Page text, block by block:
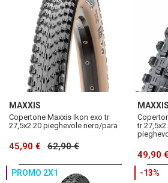
MAXXIS
Copertone Maxxis Ikon exo tr
27,5x2.20 pieghevole nero/para
45,90 € 62,90 €
MAXXIS
tr
49,90 €
PROMO 2X1 -13%